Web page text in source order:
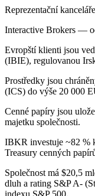
Reprezentační
Interactive Brokers —
Evropští klienti jsou
(IBIE), regulovanou
Prostředky jsou
(ICS) do výše 20 000
Cenné papíry jsou
majetku společnosti.
IBKR investuje ~82 %
Treasury cenných
Společnost má $20,5
dluh a rating S&P A-
indexu S&P 500.